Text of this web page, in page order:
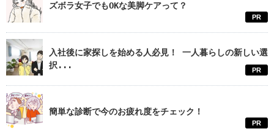
ズボラ女子でもOKな美脚ケアって？
PR
入社後に家探しを始める人必見！ 一人暮らしの新しい選
択...
PR
簡単な診断で今のお疲れ度をチェック！
PR